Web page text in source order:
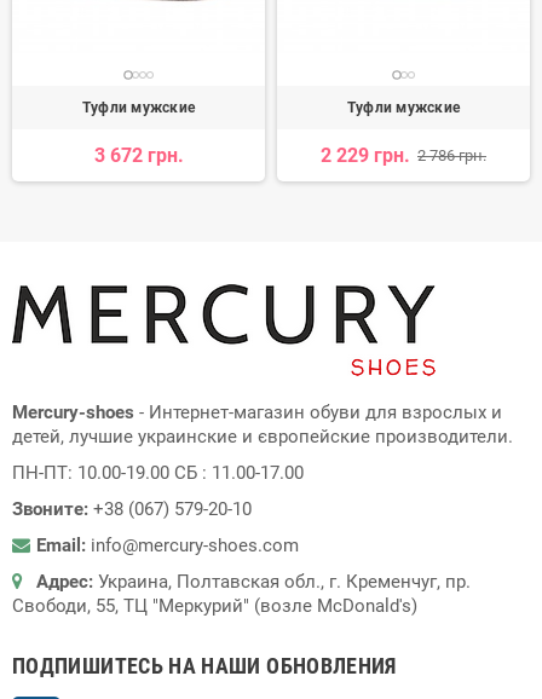
Туфли мужские
3 672 грн.
Туфли мужские
2 229 грн. 2 786 грн.
Mercury-shoes - Интернет-магазин обуви для взрослых и
детей, лучшие украинские и європейские производители.
ПН-ПТ: 10.00-19.00 СБ : 11.00-17.00
Звоните: +38 (067) 579-20-10
Email: info@mercury-shoes.com
Адрес: Украина, Полтавская обл., г. Кременчуг, пр.
Свободи, 55, ТЦ "Меркурий" (возле McDonald's)
ПОДПИШИТЕСЬ НА НАШИ ОБНОВЛЕНИЯ